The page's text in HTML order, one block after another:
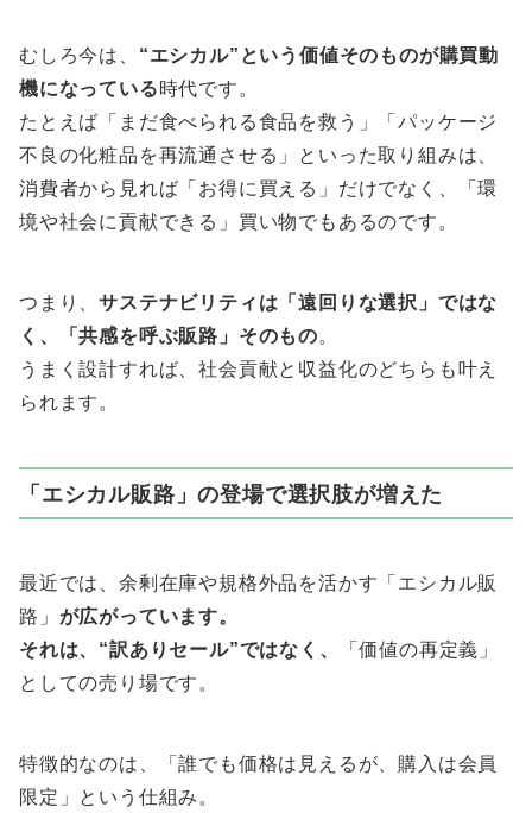
むしろ今は、 “エシカル”という価値そのものが購買動
機になっている時代です。
たとえば「まだ食べられる食品を救う」「パッケージ
不良の化粧品を再流通させる」といった取り組みは、
消費者から見れば「お得に買える」だけでなく、「環
境や社会に貢献できる」買い物でもあるのです。
つまり、サステナビリティは「遠回りな選択」ではな
く、「共感を呼ぶ販路」そのもの。
うまく設計すれば、社会貢献と収益化のどちらも叶え
られます。
「エシカル販路」の登場で選択肢が増えた
最近では、余剰在庫や規格外品を活かす「エシカル販
路」 が広がっています。
それは、“訳ありセール”ではなく、
「価値の再定義」
としての売り場です。
特徴的なのは、「誰でも価格は見えるが、購入は会員
限定」という仕組み。